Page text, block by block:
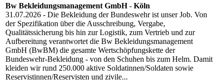
Bw Bekleidungsmanagement GmbH- Köln
31.07.2026 - Die Bekleidung der Bundeswehr ist unser Job. Von
der Spezifikation über die Ausschreibung, Vergabe,
Qualitätssicherung bis hin zur Logistik, zum Vertrieb und zur
Aufbereitung verantwortet die Bw Bekleidungsmanagement
GmbH (BwBM) die gesamte Wertschöpfungskette der
Bundeswehr-Bekleidung - von den Schuhen bis zum Helm. Damit
kleiden wir rund 250.000 aktive Soldatinnen/Soldaten sowie
Reservistinnen/Reservisten und zivile...